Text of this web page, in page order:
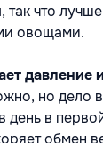
что лучше
овощами.
давление
но дело
день в
обмен